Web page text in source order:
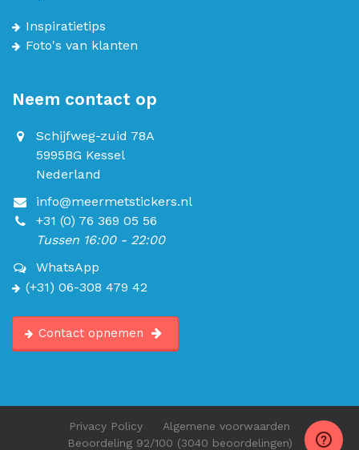
Inspiratietips
Foto's van klanten
Neem contact op
Schijfweg-zuid 78A
5995BG Kessel
Nederland
info@meermetstickers.nl
+31 (0) 76 369 05 56
Tussen 16:00 - 22:00
WhatsApp
(+31) 06-308 479 42
Contact opnemen
Privacy Policy
Algemene voorwaarden
Beoordeling 92/100 (3040 beoordelingen)